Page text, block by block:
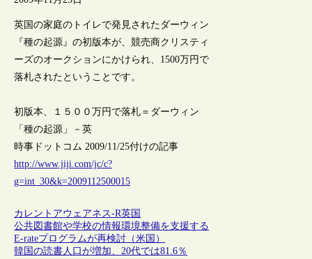
英国の家庭のトイレで発見されたダーウィン
『種の起源』の初版本が、競売商クリスティ
ーズのオークションにかけられ、1500万円で
落札されたということです。
初版本、１５００万円で落札＝ダーウィン
「種の起源」－英
時事ドットコム 2009/11/25付けの記事
http://www.jiji.com/jc/c?
g=int_30&k=2009112500015
カレントアウェアネス-R英国
公共図書館や学校の情報環境整備を支援する
E-rateプログラムが再検討（米国）
韓国の読書人口が増加、20代では81.6％